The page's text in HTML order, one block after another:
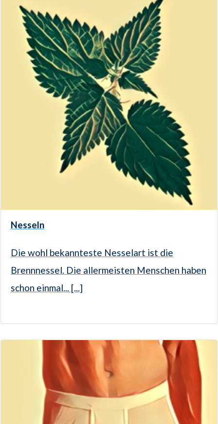
Nesseln
Die wohl bekannteste Nesselart ist die
Brennnessel. Die allermeisten Menschen haben
schon einmal... [...]